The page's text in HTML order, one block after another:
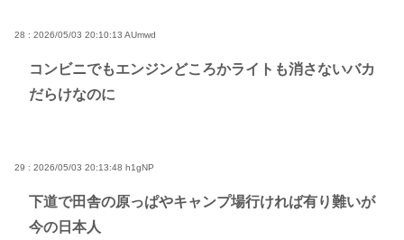
28 : 2026/05/03 20:10:13 AUmwd
コンビニでもエンジンどころかライトも消さないバカ
だらけなのに
29 : 2026/05/03 20:13:48 h1gNP
下道で田舎の原っぱやキャンプ場行ければ有り難いが
今の日本人